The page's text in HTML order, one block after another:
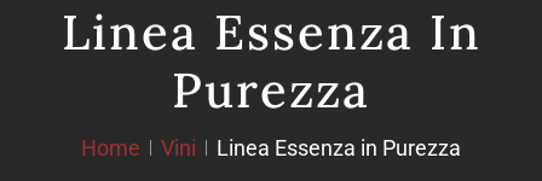
Linea Essenza In
Purezza
Home Vini Linea Essenza in Purezza